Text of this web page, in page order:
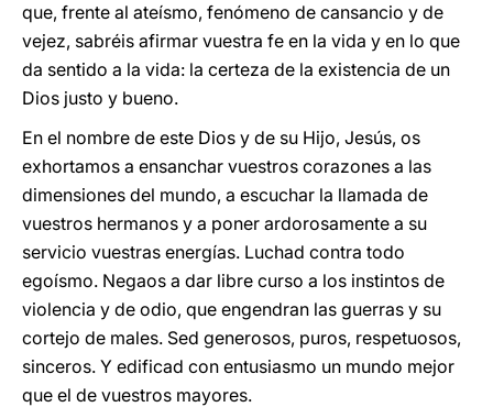
que, frente al ateísmo, fenómeno de cansancio y de
vejez, sabréis afirmar vuestra fe en la vida y en lo que
da sentido a la vida: la certeza de la existencia de un
Dios justo y bueno.
En el nombre de este Dios y de su Hijo, Jesús, os
exhortamos a ensanchar vuestros corazones a las
dimensiones del mundo, a escuchar la llamada de
vuestros hermanos y a poner ardorosamente a su
servicio vuestras energías. Luchad contra todo
egoísmo. Negaos a dar libre curso a los instintos de
violencia y de odio, que engendran las guerras y su
cortejo de males. Sed generosos, puros, respetuosos,
sinceros. Y edificad con entusiasmo un mundo mejor
que el de vuestros mayores.